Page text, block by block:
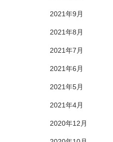
2021年9月
2021年8月
2021年7月
2021年6月
2021年5月
2021年4月
2020年12月